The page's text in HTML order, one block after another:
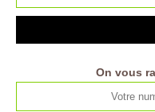
On vous